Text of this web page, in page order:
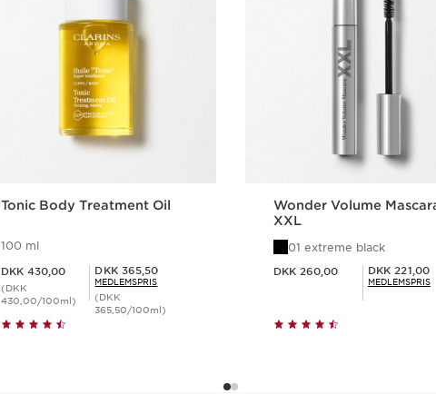
Tonic Body Treatment Oil
100 ml
DKK 430,00
(DKK
430,00/100ml)
Medlemspris DKK 365,50
DKK 365,50
MEDLEMSPRIS
(DKK
365,50/100ml)
Hurtigvisning
Wonder Volume
XXL
01 extreme black
DKK 260,00 Medlemspris DKK 221,00
DKK 221,00
MEDLEMSPRIS
Hurtigvisning